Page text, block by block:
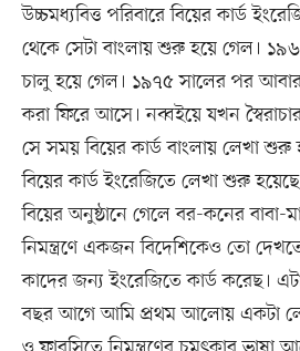
উচ্চমধ্যবিত্ত পরিবারে বিয়ের কার্ড
থেকে সেটা বাংলায় শুরু হয়ে গেল।
চালু হয়ে গেল। ১৯৭৫ সালের পর আবার
করা ফিরে আসে। নব্বইয়ে যখন
সে সময় বিয়ের কার্ড বাংলায় লেখা
বিয়ের কার্ড ইংরেজিতে লেখা শুরু
বিয়ের অনুষ্ঠানে গেলে বর-কনের
নিমন্ত্রণে একজন বিদেশিকেও তো
কাদের জন্য ইংরেজিতে কার্ড করেছ।
বছর আগে আমি প্রথম আলোয় একটা